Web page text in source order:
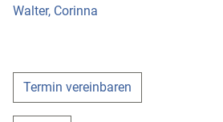
Walter, Corinna
Termin vereinbaren